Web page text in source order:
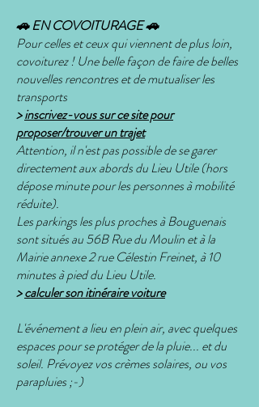
🚗 EN COVOITURAGE 🚗
Pour celles et ceux qui viennent de plus loin,
covoiturez ! Une belle façon de faire de belles
nouvelles rencontres et de mutualiser les
transports
>inscrivez-vous sur ce site pour
proposer/trouver un trajet
Attention, il n'est pas possible de se garer
directement aux abords du Lieu Utile (hors
dépose minute pour les personnes à mobilité
réduite).
Les parkings les plus proches à Bouguenais
sont situés au 56B Rue du Moulin et à la
Mairie annexe 2 rue Célestin Freinet, à 10
minutes à pied du Lieu Utile.
>calculer son itinéraire voiture
L'événement a lieu en plein air, avec quelques
espaces pour se protéger de la pluie... et du
soleil. Prévoyez vos crèmes solaires, ou vos
parapluies ;-)